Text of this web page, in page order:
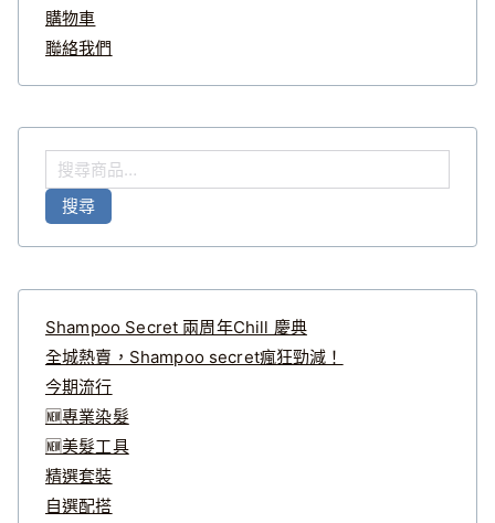
購物車
聯絡我們
搜
尋
搜尋
Shampoo Secret 兩周年Chill 慶典
全城熱賣，Shampoo secret瘋狂勁減！
今期流行
🆕專業染髮
🆕美髮工具
精選套裝
自選配搭